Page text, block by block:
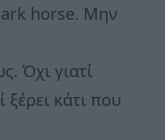
horse. Μην
Όχι γιατί
ξέρει κάτι που